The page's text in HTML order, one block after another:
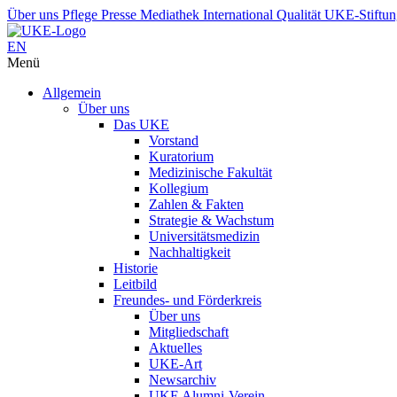
Über uns Pflege Presse Mediathek International Qualität UKE-
EN
Menü
Allgemein
Über uns
Das UKE
Vorstand
Kuratorium
Medizinische Fakultät
Kollegium
Zahlen & Fakten
Strategie & Wachstum
Universitätsmedizin
Nachhaltigkeit
Historie
Leitbild
Freundes- und Förderkreis
Über uns
Mitgliedschaft
Aktuelles
UKE-Art
Newsarchiv